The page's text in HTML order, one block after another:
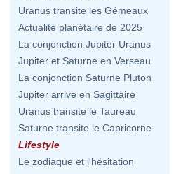
Uranus transite les Gémeaux
Actualité planétaire de 2025
La conjonction Jupiter Uranus
Jupiter et Saturne en Verseau
La conjonction Saturne Pluton
Jupiter arrive en Sagittaire
Uranus transite le Taureau
Saturne transite le Capricorne
Lifestyle
Le zodiaque et l'hésitation